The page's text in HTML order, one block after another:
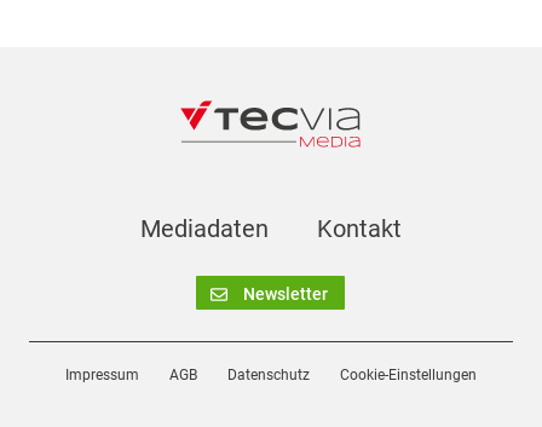
Mediadaten Kontakt
Newsletter
Impressum AGB Datenschutz Cookie-Einstellungen